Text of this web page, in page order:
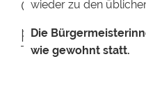
Ortsansässige
präsentieren
wieder zu den
Die
wie gewohnt statt.